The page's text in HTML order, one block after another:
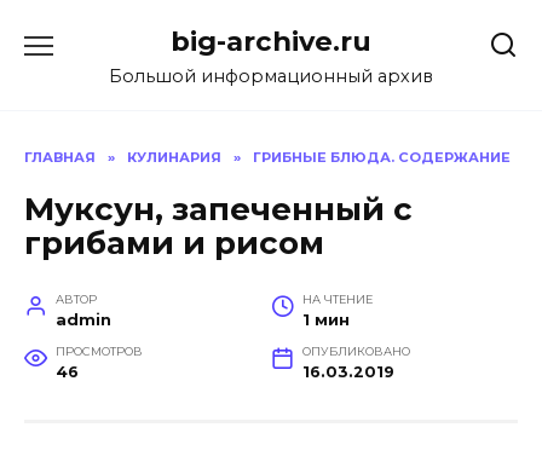
содержанию
big-archive.ru
Большой информационный архив
ГЛАВНАЯ » КУЛИНАРИЯ » ГРИБНЫЕ БЛЮДА. СОДЕРЖАНИЕ
Муксун, запеченный с
грибами и рисом
АВТОР
admin
НА ЧТЕНИЕ
1 мин
ПРОСМОТРОВ
46
ОПУБЛИКОВАНО
16.03.2019